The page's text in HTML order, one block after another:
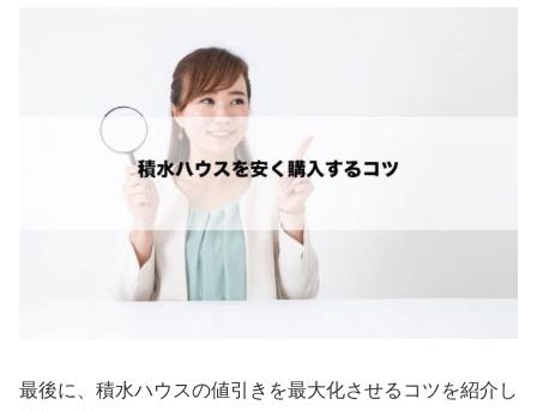
最後に、積水ハウスの値引きを最大化させるコツを紹介し